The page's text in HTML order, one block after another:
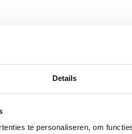
Details
te personaliseren, om
130 x 35cm
130 cm | Breedte 45 cm | Lengte